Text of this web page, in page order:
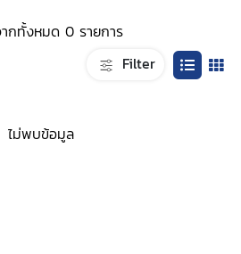
กทั้งหมด 0 รายการ
Filter
ไม่พบข้อมูล